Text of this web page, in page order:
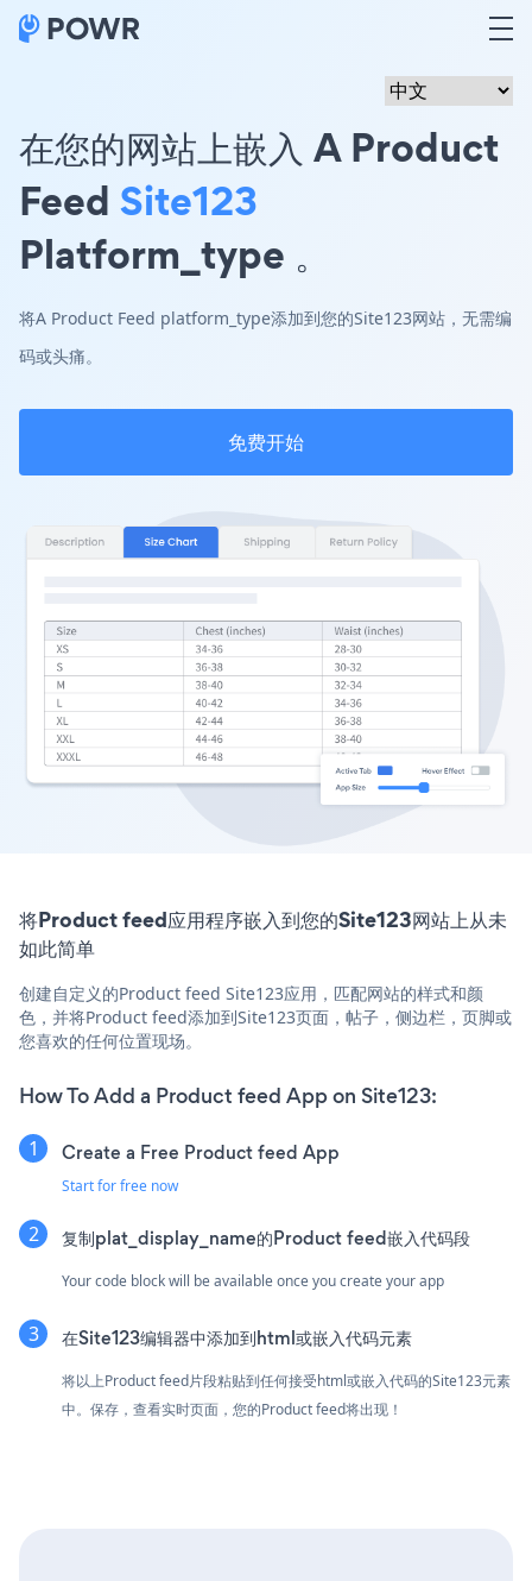
在您的网站上嵌入 A Product
Feed Site123
Platform_type 。
将A Product Feed platform_type添加到您的Site123网站，无需编
码或头痛。
免费开始
将Product feed应用程序嵌入到您的Site123网站上从未
如此简单
创建自定义的Product feed Site123应用，匹配网站的样式和颜
色，并将Product feed添加到Site123页面，帖子，侧边栏，页脚或
您喜欢的任何位置现场。
How To Add a Product feed App on Site123:
Create a Free Product feed App
Start for free now
复制plat_display_name的Product feed嵌入代码段
Your code block will be available once you create your app
在Site123编辑器中添加到html或嵌入代码元素
将以上Product feed片段粘贴到任何接受html或嵌入代码的Site123元素
中。保存，查看实时页面，您的Product feed将出现！